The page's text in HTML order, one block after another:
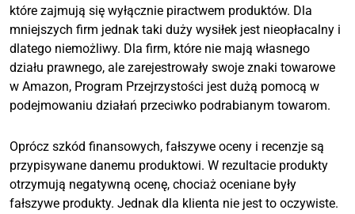
które zajmują się wyłącznie piractwem produktów. Dla
mniejszych firm jednak taki duży wysiłek jest nieopłacalny i
dlatego niemożliwy. Dla firm, które nie mają własnego
działu prawnego, ale zarejestrowały swoje znaki towarowe
w Amazon, Program Przejrzystości jest dużą pomocą w
podejmowaniu działań przeciwko podrabianym towarom.
Oprócz szkód finansowych, fałszywe oceny i recenzje są
przypisywane danemu produktowi. W rezultacie produkty
otrzymują negatywną ocenę, chociaż oceniane były
fałszywe produkty. Jednak dla klienta nie jest to oczywiste.